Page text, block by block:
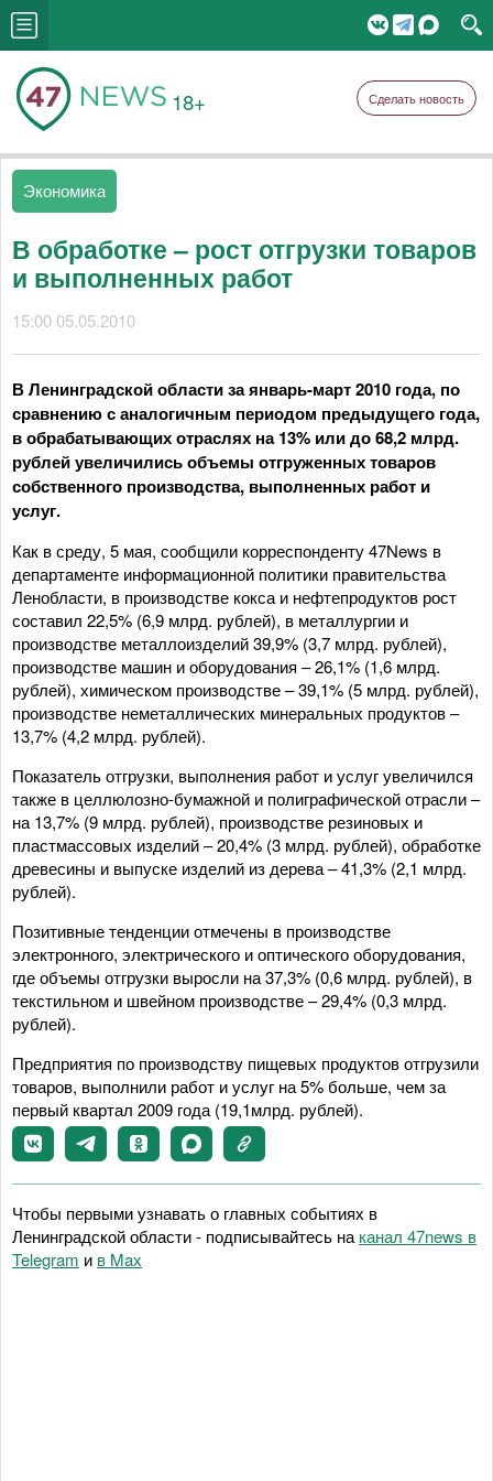
18+ Сделать новость
Экономика
В обработке – рост отгрузки товаров
и выполненных работ
15:00 05.05.2010
В Ленинградской области за январь-март 2010 года, по
сравнению с аналогичным периодом предыдущего года,
в обрабатывающих отраслях на 13% или до 68,2 млрд.
рублей увеличились объемы отгруженных товаров
собственного производства, выполненных работ и
услуг.
Как в среду, 5 мая, сообщили корреспонденту 47News в
департаменте информационной политики правительства
Ленобласти, в производстве кокса и нефтепродуктов рост
составил 22,5% (6,9 млрд. рублей), в металлургии и
производстве металлоизделий 39,9% (3,7 млрд. рублей),
производстве машин и оборудования – 26,1% (1,6 млрд.
рублей), химическом производстве – 39,1% (5 млрд. рублей),
производстве неметаллических минеральных продуктов –
13,7% (4,2 млрд. рублей).
Показатель отгрузки, выполнения работ и услуг увеличился
также в целлюлозно-бумажной и полиграфической отрасли –
на 13,7% (9 млрд. рублей), производстве резиновых и
пластмассовых изделий – 20,4% (3 млрд. рублей), обработке
древесины и выпуске изделий из дерева – 41,3% (2,1 млрд.
рублей).
Позитивные тенденции отмечены в производстве
электронного, электрического и оптического оборудования,
где объемы отгрузки выросли на 37,3% (0,6 млрд. рублей), в
текстильном и швейном производстве – 29,4% (0,3 млрд.
рублей).
Предприятия по производству пищевых продуктов отгрузили
товаров, выполнили работ и услуг на 5% больше, чем за
первый квартал 2009 года (19,1млрд. рублей).
Чтобы первыми узнавать о главных событиях в
Ленинградской области - подписывайтесь на канал 47news в
Telegram и в Maх